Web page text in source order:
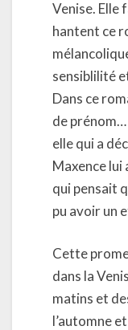
Venise. Elle
hantent ce
sensiblilité
Dans ce
de prénom…
elle qui a
Maxence lui
qui pensait
pu avoir un
Cette
dans la
matins et
l’automne